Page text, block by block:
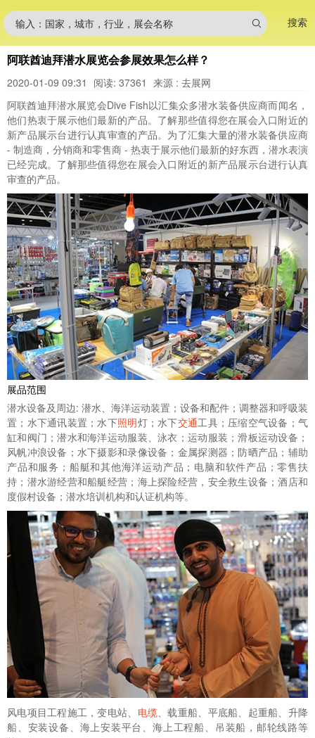
输入：国家，城市，行业，展会名称 搜索
阿联酋迪拜潜水展览会参展效果怎么样？
2020-01-09 09:31
阅读: 37361 来源 : 去展网
阿联酋迪拜潜水展览会Dive Fish以汇集众多潜水装备供应商而闻名，
他们热衷于展示他们最新的产品。了解那些值得您在展会入口附近的
新产品展示台进行认真审查的产品。为了汇集大量的潜水装备供应商
- 制造商，分销商和零售商 - 热衷于展示他们最新的好东西，潜水表演
已经完成。了解那些值得您在展会入口附近的新产品展示台进行认真
审查的产品。
展品范围
潜水设备及周边: 潜水、海洋运动装置；设备和配件；调整器和呼吸装
置；水下通讯装置；水下照明灯；水下交通工具；压缩空气设备；气
缸和阀门；潜水和海洋运动服装、泳衣；运动服装；滑板运动设备；
风帆冲浪设备；水下摄影和录像设备；金属探测器；防晒产品；辅助
产品和服务；船艇和其他海洋运动产品；电脑和软件产品；零售扶
持；潜水游经营和船艇经营；海上探险经营，安全救生设备；酒店和
度假村设备；潜水培训机构和认证机构等。
风电项目工程施工，变电站、 电缆 、载重船、平底船、起重船、升降
船、安装设备、海上安装平台、海上工程船、吊装船，邮轮线路等